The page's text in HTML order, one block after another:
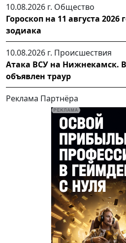
10.08.2026 г. Общество
Гороскоп на 11 августа 2026
зодиака
10.08.2026 г. Происшествия
Атака ВСУ на Нижнекамск. В
объявлен траур
Реклама Партнёра